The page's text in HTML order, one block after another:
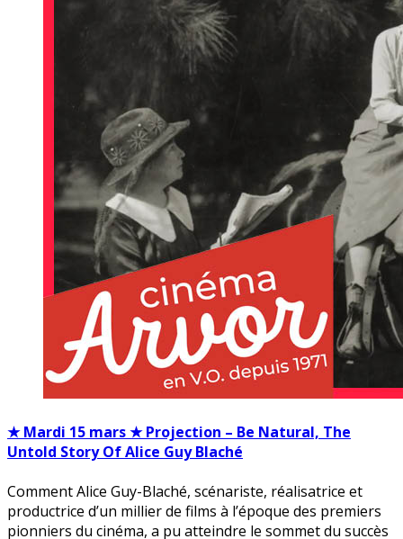
★ Mardi 15 mars ★ Projection – Be Natural, The
Untold Story Of Alice Guy Blaché
Comment Alice Guy-Blaché, scénariste, réalisatrice et
productrice d’un millier de films à l’époque des premiers
pionniers du cinéma, a pu atteindre le sommet du succès